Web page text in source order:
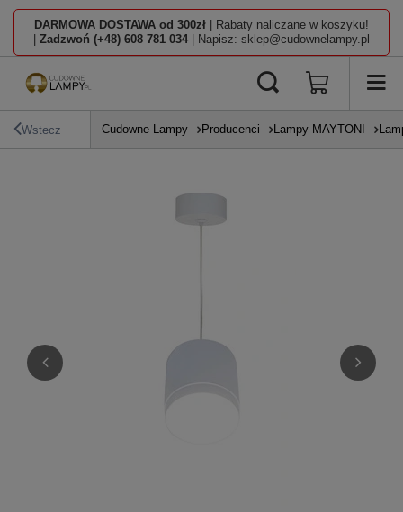
DARMOWA DOSTAWA od 300zł | Rabaty naliczane w koszyku!
Zadzwoń (+48) 608 781 034 | Napisz: sklep@cudownelampy.pl
Wstecz Cudowne Lampy Producenci Lampy MAYTONI